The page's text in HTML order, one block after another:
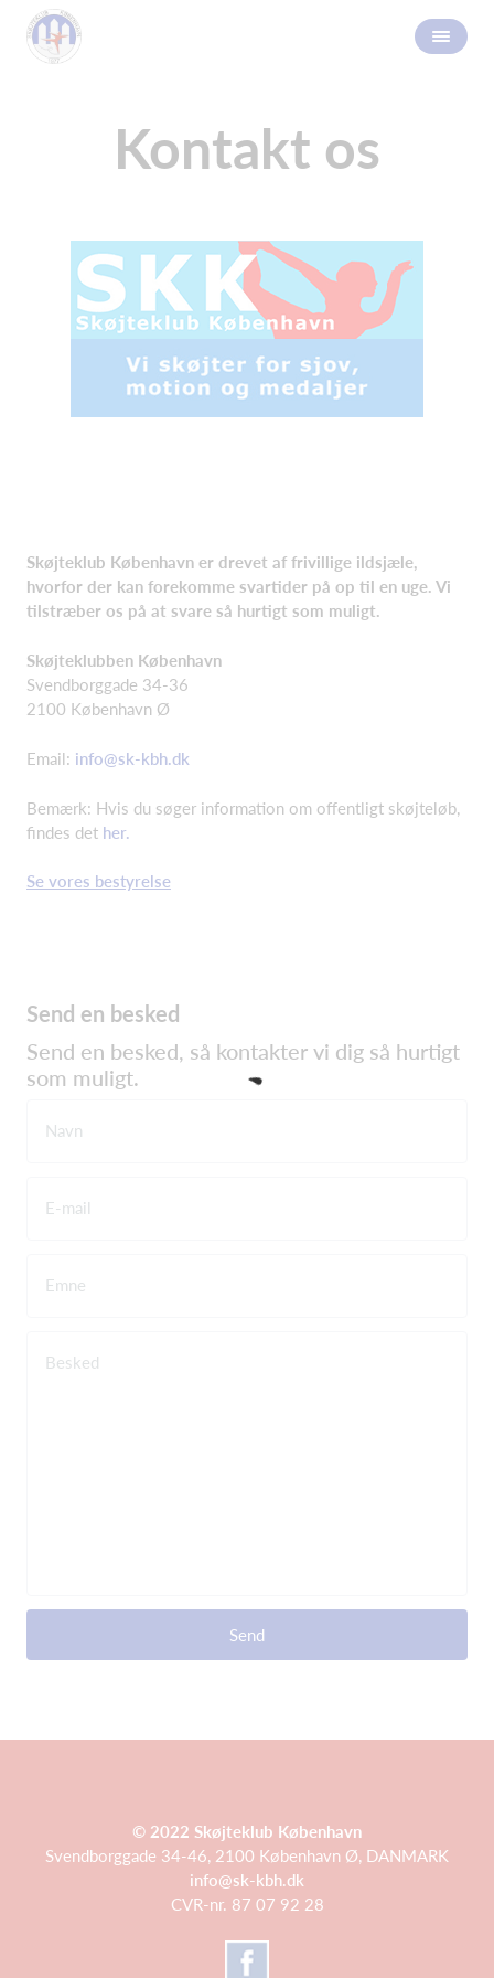
Kontakt os
Skøjteklub København er drevet af frivillige ildsjæle,
hvorfor der kan forekomme svartider på op til en uge. Vi
tilstræber os på at svare så hurtigt som muligt.
Skøjteklubben København
Svendborggade 34-36
2100 København Ø
Email: info@sk-kbh.dk
Bemærk: Hvis du søger information om offentligt skøjteløb,
findes det her.
Se vores bestyrelse
Send en besked
Send en besked, så kontakter vi dig så hurtigt
som muligt.
Navn
E-mail
Emne
Besked
Send
© 2022 Skøjteklub København
Svendborggade 34-46, 2100 København Ø, DANMARK
info@sk-kbh.dk
CVR-nr. 87 07 92 28